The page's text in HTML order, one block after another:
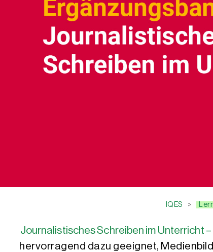
IQES >
Journalistisches Schreiben im Unterricht
hervorragend dazu geeignet,